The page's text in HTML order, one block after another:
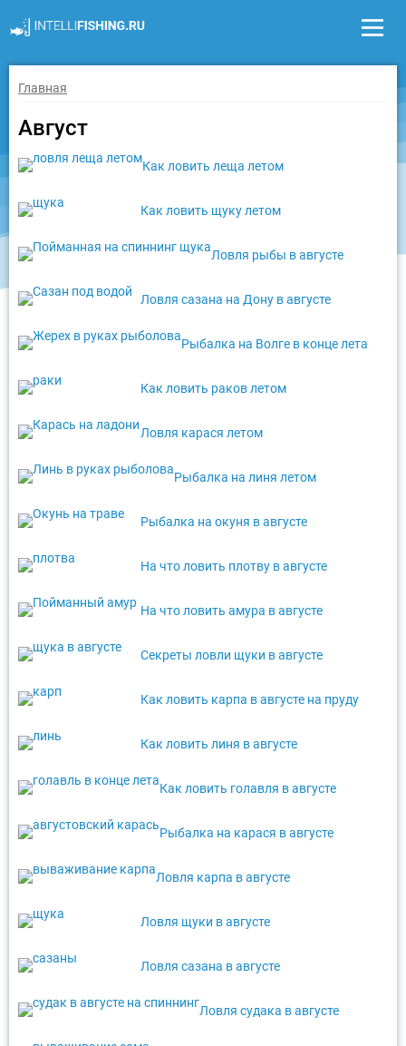
Главная
Август
Как ловить леща летом
Как ловить щуку летом
Ловля рыбы в августе
Ловля сазана на Дону в августе
Рыбалка на Волге в конце лета
Как ловить раков летом
Ловля карася летом
Рыбалка на линя летом
Рыбалка на окуня в августе
На что ловить плотву в августе
На что ловить амура в августе
Секреты ловли щуки в августе
Как ловить карпа в августе на пруду
Как ловить линя в августе
Как ловить голавля в августе
Рыбалка на карася в августе
Ловля карпа в августе
Ловля щуки в августе
Ловля сазана в августе
Ловля судака в августе